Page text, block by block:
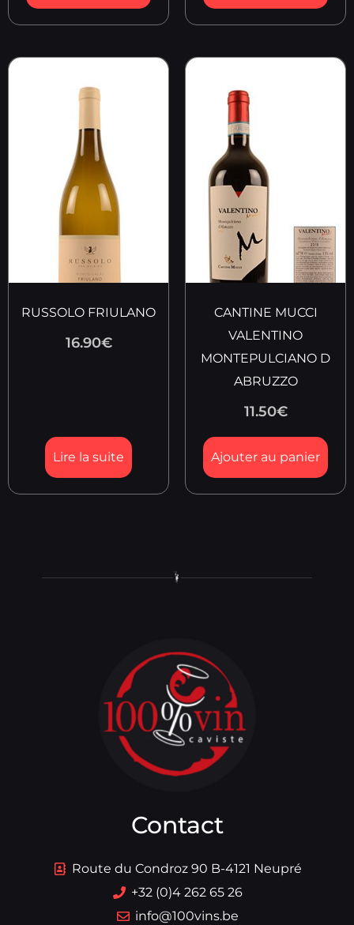
RUSSOLO FRIULANO
16.90€
Lire la suite
CANTINE MUCCI
VALENTINO
MONTEPULCIANO D
ABRUZZO
11.50€
Ajouter au panier
Contact
Route du Condroz 90 B-4121 Neupré
+32 (0)4 262 65 26
info@100vins.be